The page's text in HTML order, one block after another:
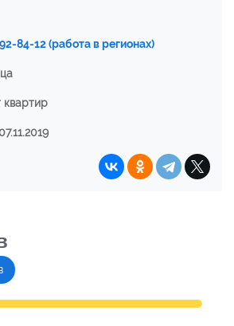
84-12 (работа в регионах)
квартир